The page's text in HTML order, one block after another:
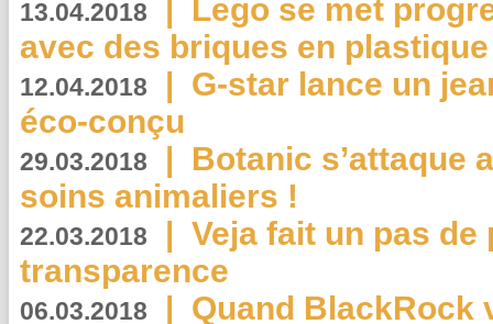
13.04.2018 | Lego se met
avec des briques en
12.04.2018 | G-star lance un
éco-conçu
29.03.2018 | Botanic s’attaque
soins animaliers !
22.03.2018 | Veja fait un pas de
transparence
06.03.2018 | Quand BlackRock